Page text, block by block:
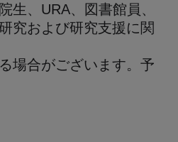
生、URA、図書館員、
究および研究支援に関
場合がございます。予